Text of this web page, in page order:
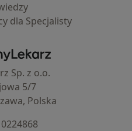
dla Specjalisty
ZnanyLekarz - Strona główna
Sp. z o.o.
5/7
Polska